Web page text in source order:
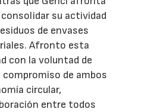
su actividad
de envases
Afronto esta
con la voluntad de
de ambos
circular,
entre todos